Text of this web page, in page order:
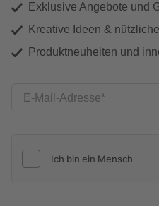
Exklusive Angebote und
Kreative Ideen &
Produktneuheiten und
E-Mail-Adresse